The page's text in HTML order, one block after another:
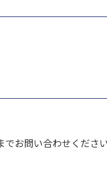
お問い合わせくださ